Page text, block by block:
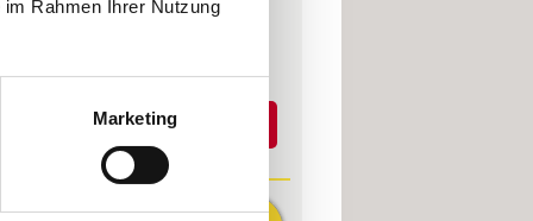
Rahmen Ihrer Nutzung
Marketing
Köhler & Co.,
Details
1739 €
- Senja